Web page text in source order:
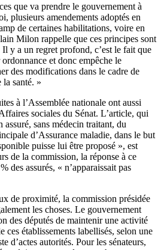
que va prendre le gouvernement à
plusieurs amendements adoptés en
de certaines habilitations, voire en
Milon rappelle que ces principes sont
Il y a un regret profond, c’est le fait que
et donc empêche le
des modifications dans le cadre de
santé. »
à l’Assemblée nationale ont aussi
sociales du Sénat. L’article, qui
sans médecin traitant, du
d’Assurance maladie, dans le but
puisse lui être proposé », est
de la commission, la réponse à ce
des assurés, « n’apparaissait pas
de proximité, la commission présidée
les choses. Le gouvernement
des députés de maintenir une activité
ces établissements labellisés, selon une
d’actes autorités. Pour les sénateurs,